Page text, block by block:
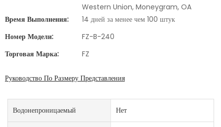
Western Union, Moneygram, OA
Время Выполнения:
14 дней за менее чем 100 штук
Номер Модели:
FZ-B-240
Торговая Марка:
FZ
Руководство По Размеру Представления
Водонепроницаемый Нет